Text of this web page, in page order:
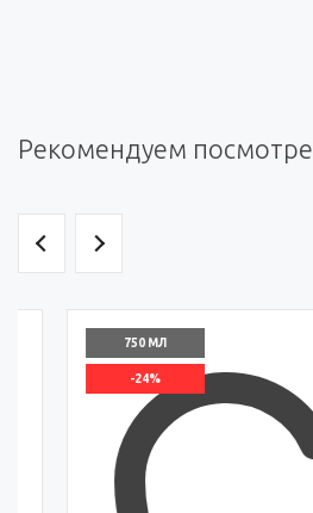
Рекомендуем